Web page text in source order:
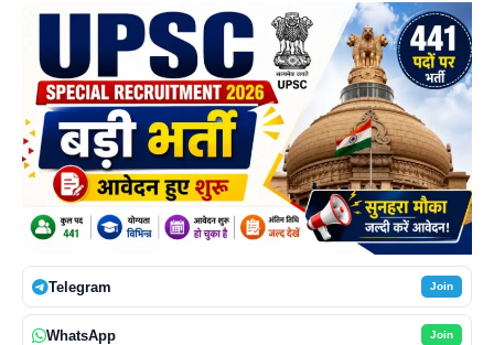
Telegram Join
WhatsApp Join